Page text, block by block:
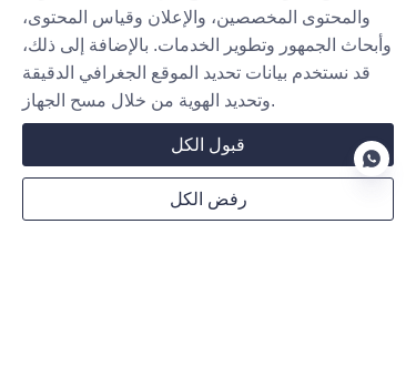
إرسال الآن
والمحتوى المخصصين، والإعلان وقياس المحتوى،
وأبحاث الجمهور وتطوير الخدمات. بالإضافة إلى ذلك،
قد نستخدم بيانات تحديد الموقع الجغرافي الدقيقة
وتحديد الهوية من خلال مسح الجهاز.
قبول الكل
رفض الكل